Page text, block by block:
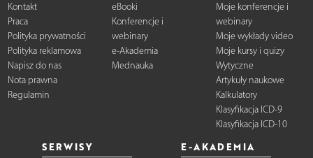
Kontakt
Praca
Polityka prywatności
Polityka reklamowa
Napisz do nas
Nota prawna
Regulamin
eBooki
Konferencje i
webinary
e-Akademia
Mednauka
Moje konferencje i
webinary
Moje wykłady video
Moje kursy i quizy
Wytyczne
Artykuły naukowe
Kalkulatory
Klasyfikacja ICD-9
Klasyfikacja ICD-10
SERWISY E-AKADEMIA